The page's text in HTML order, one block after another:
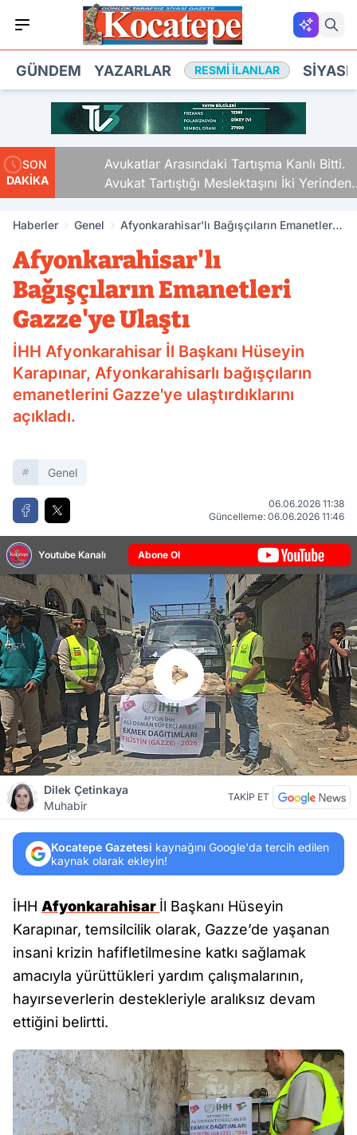
GÜNDEM YAZARLAR RESMI İLANLAR
SON
DAKİKA
Avukatlar Arasındaki Tartışma Kanlı Bitti.
Avukat Tartıştığı Meslektaşını İki Yerinden
Vurdu
Haberler Genel
Afyonkarahisar'lı Bağışçıların Emanetleri
Afyonkarahisar'lı
Bağışçıların Emanetleri
Gazze'ye Ulaştı
İHH Afyonkarahisar İl Başkanı Hüseyin
Karapınar, Afyonkarahisarlı bağışçıların
emanetlerini Gazze'ye ulaştırdıklarını
açıkladı.
Genel
06.06.2026 11:38
Güncelleme: 06.06.2026 11:46
Youtube Kanalı Abone Ol
Dilek Çetinkaya
Muhabir
TAKİP ET
Kocatepe Gazetesi kaynağını Google'da tercih edilen
kaynak olarak ekleyin!
İHH Afyonkarahisar İl Başkanı Hüseyin
Karapınar, temsilcilik olarak, Gazze’de yaşanan
insani krizin hafifletilmesine katkı sağlamak
amacıyla yürüttükleri yardım çalışmalarının,
hayırseverlerin destekleriyle aralıksız devam
ettiğini belirtti.